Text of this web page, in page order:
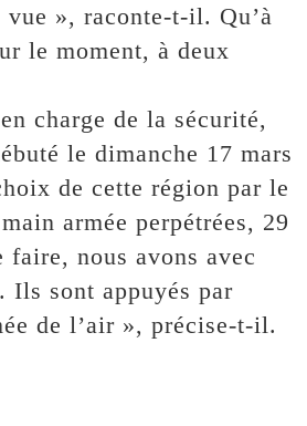
», raconte-t-il. Qu’à
le moment, à deux
charge de la sécurité,
le dimanche 17 mars
de cette région par le
armée perpétrées, 29
nous avons avec
Ils sont appuyés par
de l’air », précise-t-il.